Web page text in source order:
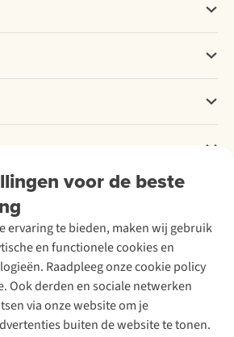
voor de beste
ervaring te bieden, maken wij gebruik
en functionele cookies en
Raadpleeg onze cookie policy
Ook derden en sociale netwerken
via onze website om je
buiten de website te tonen.
Follow us